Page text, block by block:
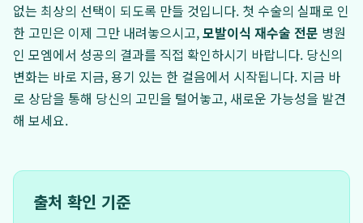
없는 최상의 선택이 되도록 만들 것입니다. 첫 수술의 실패로 인
한 고민은 이제 그만 내려놓으시고,모발이식 재수술 전문 병원
인 모엠에서 성공의 결과를 직접 확인하시기 바랍니다. 당신의
변화는 바로 지금, 용기 있는 한 걸음에서 시작됩니다. 지금 바
로 상담을 통해 당신의 고민을 털어놓고, 새로운 가능성을 발견
해 보세요.
출처 확인 기준